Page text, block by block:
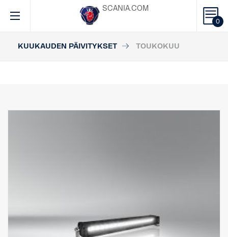
0
SCANIA.COM
KUUKAUDEN PÄIVITYKSET TOUKOKUU